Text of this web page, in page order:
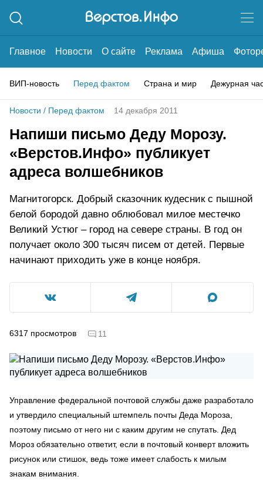
Главное Новости О сайте Реклама Афиша
ВИП-новость Перед фактом Страна и мир Дежурная
Новости / Перед фактом 14 декабря 2011
Напиши письмо Деду Морозу.
«Верстов.Инфо» публикует
адреса волшебников
Магнитогорск. Добрый сказочник кудесник с пышной
белой бородой давно облюбовал милое местечко
Великий Устюг – город на севере страны. В год он
получает около 300 тысяч писем от детей. Первые
начинают приходить уже в конце ноября.
6317 просмотров 11
Управление федеральной почтовой службы даже разработало
и утвердило специальный штемпель почты Деда Мороза,
поэтому письмо от него ни с каким другим не спутать. Дед
Мороз обязательно ответит, если в почтовый конверт вложить
рисунок или стишок, ведь тоже имеет слабость к милым
знакам внимания.